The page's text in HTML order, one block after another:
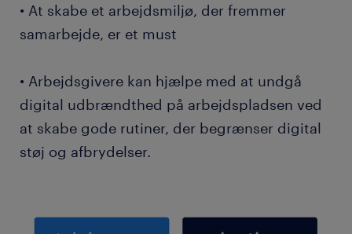
• At skabe et arbejdsmiljø, der fremmer
samarbejde, er et must
• Arbejdsgivere kan hjælpe med at undgå
digital udbrændthed på arbejdspladsen ved
at skabe gode rutiner, der begrænser digital
støj og afbrydelser.